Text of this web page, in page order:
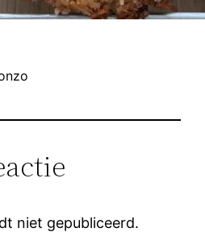
niet gepubliceerd.